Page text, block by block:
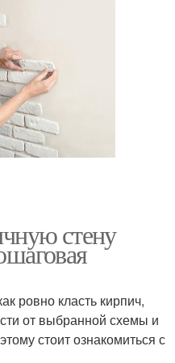
стену
ровно класть кирпич,
от выбранной схемы и
стоит ознакомиться с